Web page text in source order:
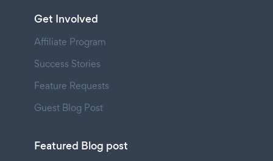
Get Involved
Affiliate Program
Success Stories
Feature Requests
Guest Blog Post
Featured Blog post